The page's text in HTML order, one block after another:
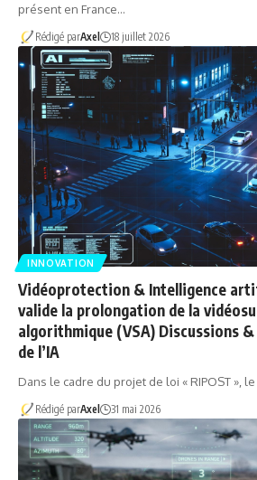
présent en France…
Rédigé parAxel 18 juillet 2026
INNOVATION
Vidéoprotection & Intelligence
valide la prolongation de la
algorithmique (VSA) Discussions
de l’IA
Dans le cadre du projet de loi « RIPOST »,
Rédigé parAxel 31 mai 2026